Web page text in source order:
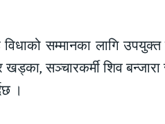
सम्मानका लागि उपयुक्त
सञ्चारकर्मी शिव बन्जारा
।